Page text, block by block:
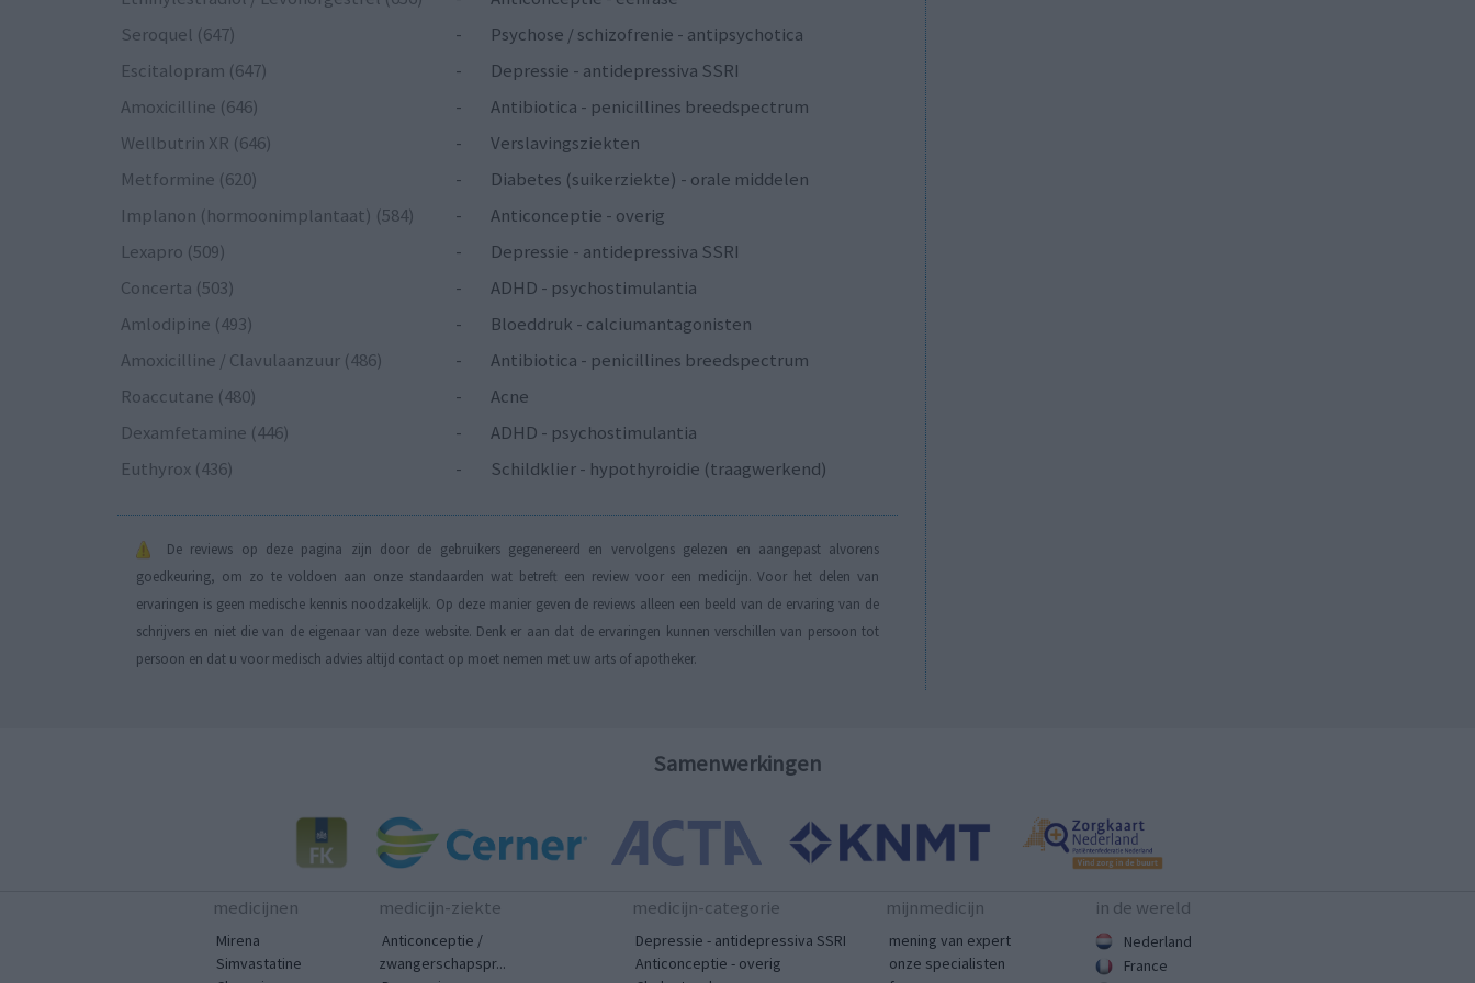
Seroquel (647)
-
Psychose / schizofrenie - antipsychotica
Escitalopram (647)
-
Depressie - antidepressiva SSRI
Amoxicilline (646)
-
Antibiotica - penicillines breedspectrum
Wellbutrin XR (646)
-
Verslavingsziekten
Metformine (620)
-
Diabetes (suikerziekte) - orale middelen
Implanon (hormoonimplantaat) (584)
-
Anticonceptie - overig
Lexapro (509)
-
Depressie - antidepressiva SSRI
Concerta (503)
-
ADHD - psychostimulantia
Amlodipine (493)
-
Bloeddruk - calciumantagonisten
Amoxicilline / Clavulaanzuur (486)
-
Antibiotica - penicillines breedspectrum
Roaccutane (480)
-
Acne
Dexamfetamine (446)
-
ADHD - psychostimulantia
Euthyrox (436)
- Schildklier - hypothyroidie (traagwerkend)
De reviews op deze pagina zijn door de gebruikers gegenereerd en vervolgens gelezen en aangepast alvorens
goedkeuring, om zo te voldoen aan onze standaarden wat betreft een review voor een medicijn. Voor het delen van
ervaringen is geen medische kennis noodzakelijk. Op deze manier geven de reviews alleen een beeld van de ervaring van de
schrijvers en niet die van de eigenaar van deze website. Denk er aan dat de ervaringen kunnen verschillen van persoon tot
persoon en dat u voor medisch advies altijd contact op moet nemen met uw arts of apotheker.
Samenwerkingen
medicijnen
Mirena
Simvastatine
medicijn-ziekte
Anticonceptie /
zwangerschapspr...
medicijn-categorie
Depressie - antidepressiva SSRI
Anticonceptie - overig
mijnmedicijn
mening van expert
onze specialisten
in de wereld
Nederland
France